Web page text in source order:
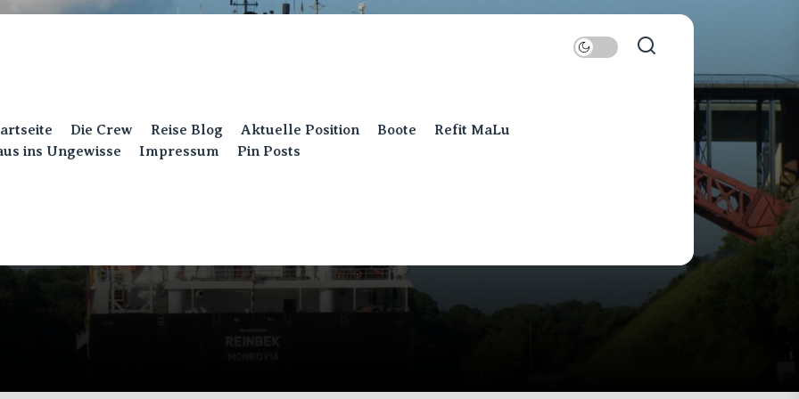
Moments
Die Crew Reise Blog Aktuelle Position Boote
Refit MaLu
ins Ungewisse
Impressum Pin Posts